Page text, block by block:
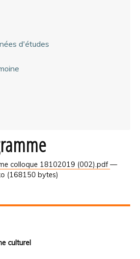
d'études
colloque 18102019 (002).pdf —
(168150 bytes)
culturel